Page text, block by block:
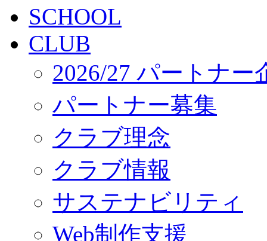
SCHOOL
CLUB
2026/27 パートナー
パートナー募集
クラブ理念
クラブ情報
サステナビリティ
Web制作支援